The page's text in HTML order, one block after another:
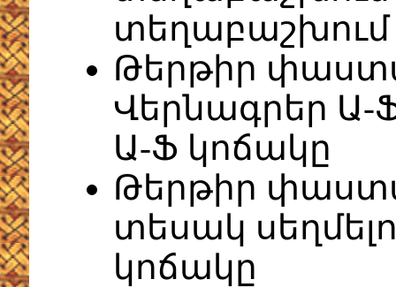
տեղաբաշխում
Թերթիր
Վերնագրեր Ա-
Ա-Ֆ կոճակը
Թերթիր
տեսակ
կոճակը